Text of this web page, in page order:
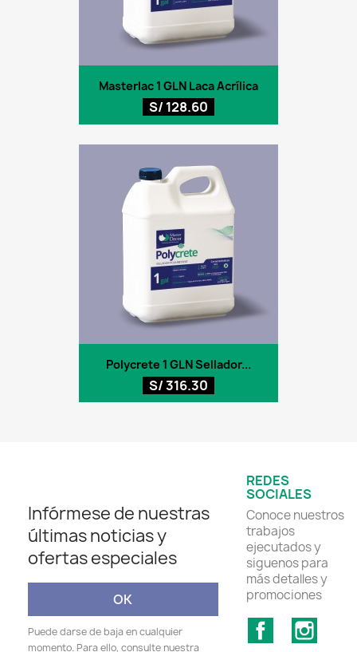
Masterlac 1 GLN Laca Acrílica
S/ 128.60
Polycrete 1 GLN Sellador...
S/ 316.30
Infórmese de nuestras
últimas noticias y
ofertas especiales
Puede darse de baja en cualquier
momento. Para ello, consulte nuestra
REDES
SOCIALES
Conoce nuestros
trabajos
ejecutados y
siguenos para
más detalles y
promociones
Facebook